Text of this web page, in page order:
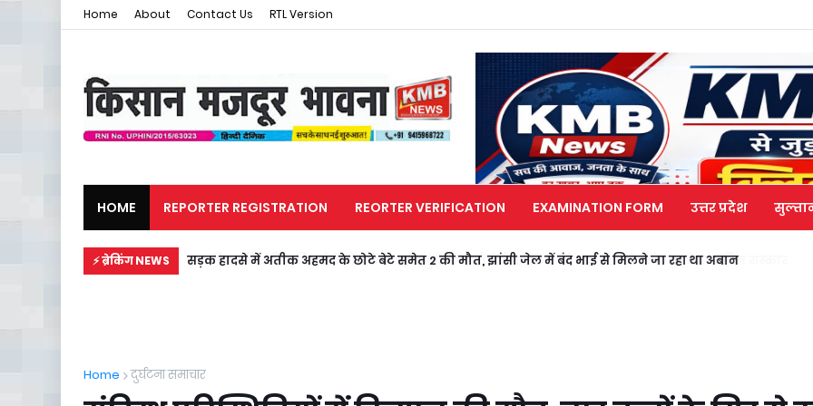
Home About Contact Us RTL Version
HOME REPORTER REGISTRATION REORTER VERIFICATION EXAMINATION FORM उत्तर प्रदेश
मजदूर समाचार राजनीति
⚡ ब्रेकिंग NEWS सड़क हादसे में अतीक अहमद के छोटे बेटे समेत 2 की मौत, झांसी जेल में बंद भाई से मिलने जा रहा था अबान
Home दुर्घटना समाचार